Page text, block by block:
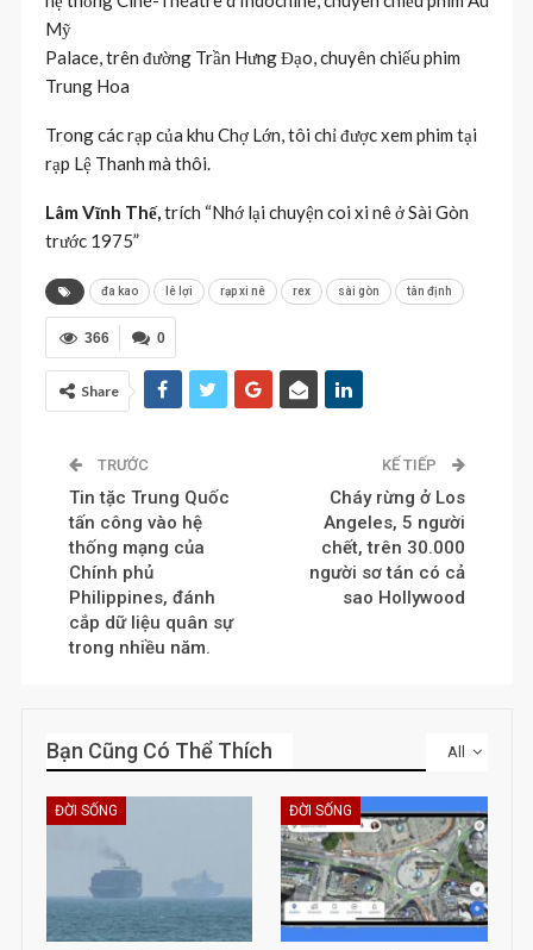
Mỹ
Palace, trên đường Trần Hưng Đạo, chuyên chiếu phim
Trung Hoa
Trong các rạp của khu Chợ Lớn, tôi chỉ được xem phim tại
rạp Lệ Thanh mà thôi.
Lâm Vĩnh Thế,trích “Nhớ lại chuyện coi xi nê ở Sài Gòn
trước 1975”
đa kao lê lợi rạp xi nê rex sài gòn tân định
0
366
Share
TRƯỚC
Tin tặc Trung Quốc
tấn công vào hệ
thống mạng của
Chính phủ
Philippines, đánh
cắp dữ liệu quân sự
trong nhiều năm.
KẾ TIẾP
Cháy rừng ở Los
Angeles, 5 người
chết, trên 30.000
người sơ tán có cả
sao Hollywood
All
Bạn Cũng Có Thể Thích
ĐỜI SỐNG ĐỜI SỐNG